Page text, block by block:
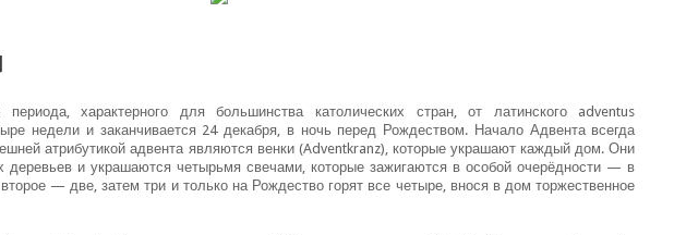
периода, характерного для большинства католических стран, от латинского adventus
недели и заканчивается 24 декабря, в ночь перед Рождеством. Начало Адвента всегда
атрибутикой адвента являются венки (Adventkranz), которые украшают каждый дом. Они
деревьев и украшаются четырьмя свечами, которые зажигаются в особой очерёдности — в
— две, затем три и только на Рождество горят все четыре, внося в дом торжественное